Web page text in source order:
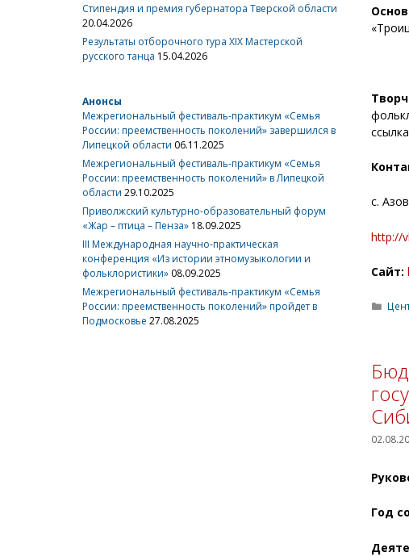
с.
http://
Сайт:
Год
Стипендия и премия губернатора Тверской области
20.04.2026
Результаты отборочного тура XIX Мастерской
русского танца 15.04.2026
Анонсы
Межрегиональный фестиваль-практикум «Семья
России: преемственность поколений» завершился в
Липецкой области 06.11.2025
Межрегиональный фестиваль-практикум «Семья
России: преемственность поколений» в Липецкой
области 29.10.2025
Приволжский культурно-образовательный форум
«Жар – птица – Пенза» 18.09.2025
III Международная научно-практическая
конференция «Из истории этномузыкологии и
фольклористики» 08.09.2025
Межрегиональный фестиваль-практикум «Семья
России: преемственность поколений» пройдет в
Подмосковье 27.08.2025